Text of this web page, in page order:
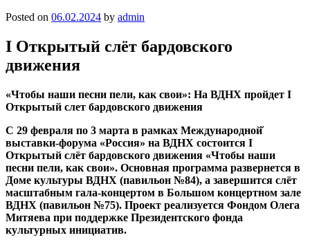
Posted on 06.02.2024 by admin
I Открытый слёт бардовского
движения
«Чтобы наши песни пели, как свои»: На ВДНХ пройдет I
Открытый слет бардовского движения
С 29 февраля по 3 марта в рамках Международной̆
выставки-форума «Россия» на ВДНХ состоится I
Открытый слёт бардовского движения «Чтобы наши
песни пели, как свои». Основная программа развернется в
Доме культуры ВДНХ (павильон №84), а завершится слёт
масштабным гала-концертом в Большом концертном зале
ВДНХ (павильон №75). Проект реализуется Фондом Олега
Митяева при поддержке Президентского фонда
культурных инициатив.